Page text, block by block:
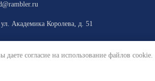
Академика Королева, д. 51
даете согласие на использование файлов cookie.